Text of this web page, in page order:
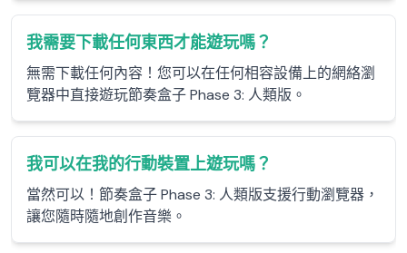
我需要下載任何東西才能遊玩嗎？
無需下載任何內容！您可以在任何相容設備上的網絡瀏
覽器中直接遊玩節奏盒子 Phase 3: 人類版。
我可以在我的行動裝置上遊玩嗎？
當然可以！節奏盒子 Phase 3: 人類版支援行動瀏覽器，
讓您隨時隨地創作音樂。